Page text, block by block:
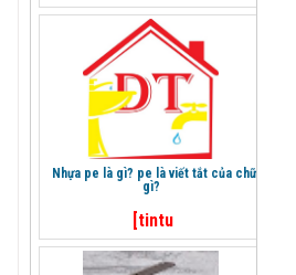
nhựa pe là gì? pe là viết tắt của chữ
gì?
[tintu